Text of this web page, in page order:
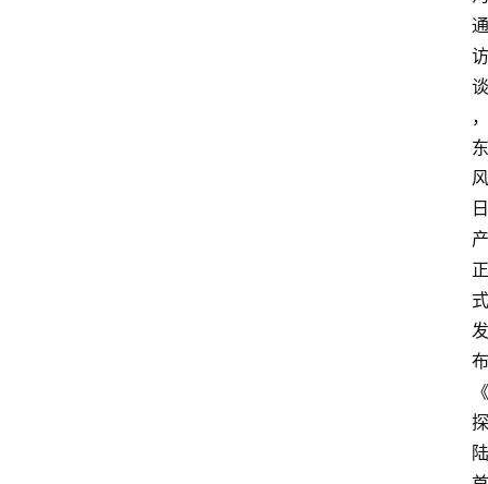
通
访
谈
，
东
风
日
产
正
式
发
布
《
探
陆